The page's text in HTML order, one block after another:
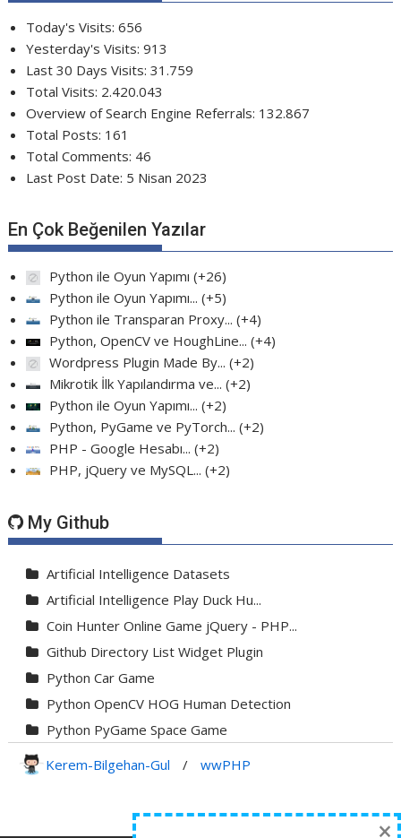
Today's Visits:656
Yesterday's Visits:913
Last 30 Days Visits:31.759
Total Visits: 2.420.043
Overview of Search Engine Referrals: 132.867
Total Posts: 161
Total Comments: 46
Last Post Date: 5 Nisan 2023
En Çok Beğenilen Yazılar
Python ile Oyun Yapımı +26
Python ile Oyun Yapımı... +5
Python ile Transparan Proxy... +4
Python, OpenCV ve HoughLine... +4
Wordpress Plugin Made By... +2
Mikrotik İlk Yapılandırma ve... +2
Python ile Oyun Yapımı... +2
Python, PyGame ve PyTorch... +2
PHP - Google Hesabı... +2
PHP, jQuery ve MySQL... +2
My Github
Artificial Intelligence Datasets
Artificial Intelligence Play Duck Hu...
Coin Hunter Online Game jQuery - PHP...
Github Directory List Widget Plugin
Python Car Game
Python OpenCV HOG Human Detection
Python PyGame Space Game
Python Transparent Proxy Server
Kerem-Bilgehan-Gul / wwPHP
×